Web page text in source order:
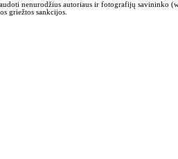
nenurodžius autoriaus ir fotografijų savininko
griežtos sankcijos.